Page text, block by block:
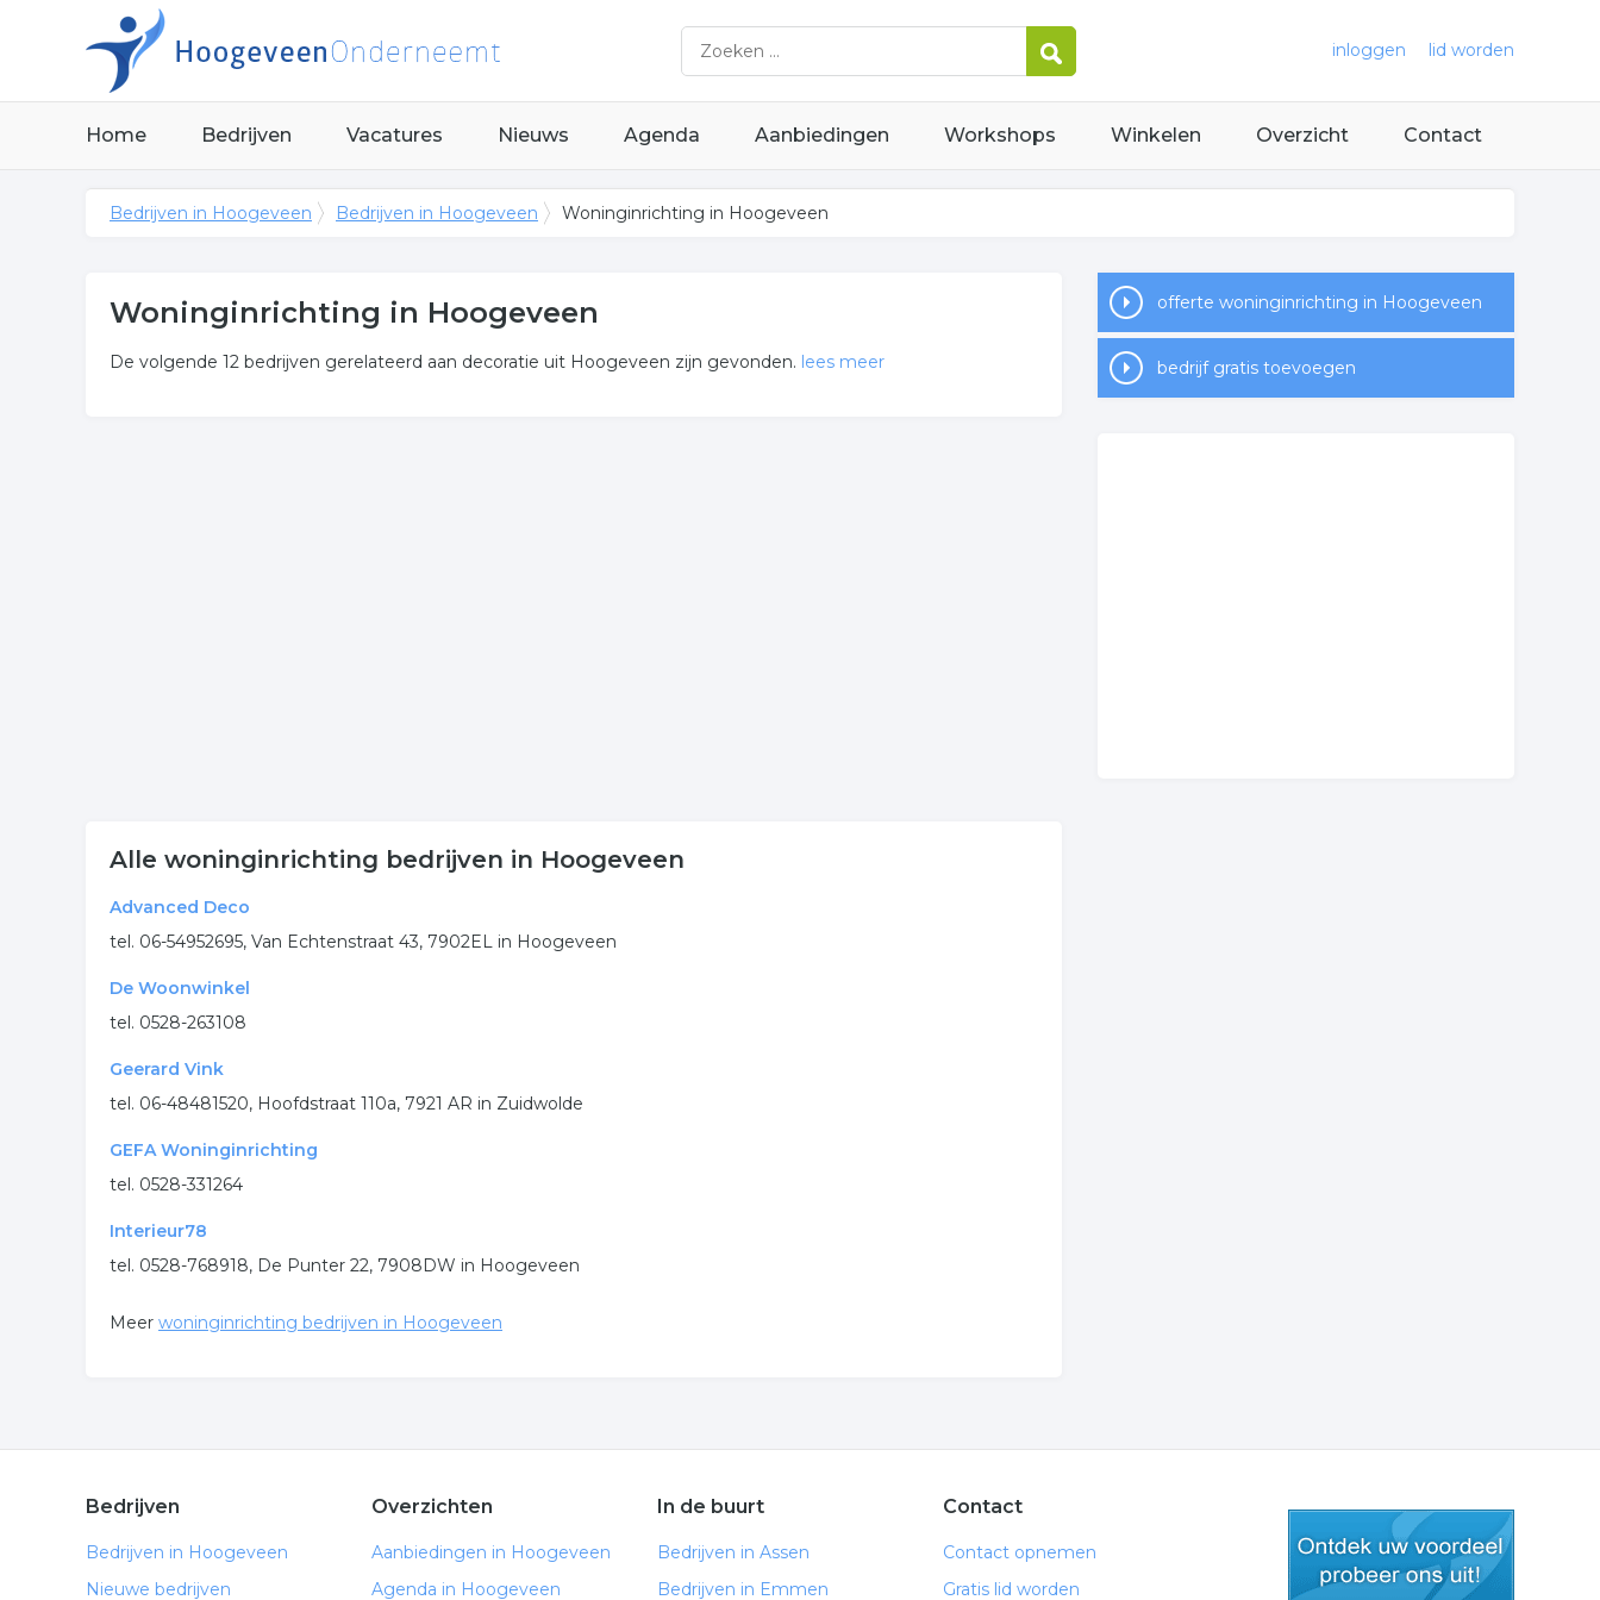
inloggen lid worden
Home Bedrijven Vacatures Nieuws Agenda Aanbiedingen Workshops Winkelen Overzicht Contact
Bedrijven in Hoogeveen Bedrijven in Hoogeveen Woninginrichting in Hoogeveen
Woninginrichting in Hoogeveen
De volgende 12 bedrijven gerelateerd aan decoratie uit Hoogeveen zijn gevonden. lees meer
Alle woninginrichting bedrijven in Hoogeveen
Advanced Deco
tel. 06-54952695, Van Echtenstraat 43, 7902EL in Hoogeveen
De Woonwinkel
tel. 0528-263108
Geerard Vink
tel. 06-48481520, Hoofdstraat 110a, 7921 AR in Zuidwolde
GEFA Woninginrichting
tel. 0528-331264
Interieur78
tel. 0528-768918, De Punter 22, 7908DW in Hoogeveen
Meer woninginrichting bedrijven in Hoogeveen
offerte woninginrichting in Hoogeveen
bedrijf gratis toevoegen
Bedrijven
Bedrijven in Hoogeveen
Nieuwe bedrijven
Overzichten
Aanbiedingen in Hoogeveen
Agenda in Hoogeveen
In de buurt
Bedrijven in Assen
Bedrijven in Emmen
Contact
Contact opnemen
Gratis lid worden